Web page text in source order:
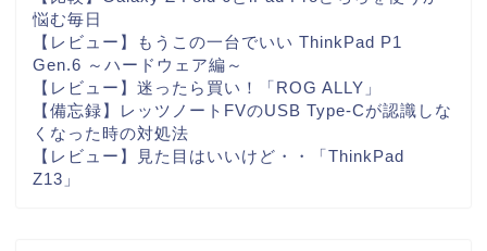
悩む毎日
【レビュー】もうこの一台でいい ThinkPad P1
Gen.6 ～ハードウェア編～
【レビュー】迷ったら買い！「ROG ALLY」
【備忘録】レッツノートFVのUSB Type-Cが認識しな
くなった時の対処法
【レビュー】見た目はいいけど・・「ThinkPad
Z13」